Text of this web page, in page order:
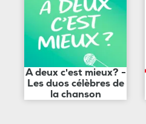
A deux c'est mieux? -
Les duos célèbres de
la chanson